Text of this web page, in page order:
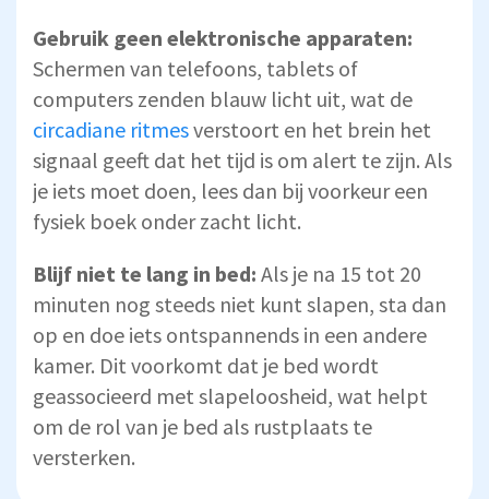
Gebruik geen elektronische apparaten:
Schermen van telefoons, tablets of
computers zenden blauw licht uit, wat de
circadiane ritmesverstoort en het brein het
signaal geeft dat het tijd is om alert te zijn. Als
je iets moet doen, lees dan bij voorkeur een
fysiek boek onder zacht licht.
Blijf niet te lang in bed: Als je na 15 tot 20
minuten nog steeds niet kunt slapen, sta dan
op en doe iets ontspannends in een andere
kamer. Dit voorkomt dat je bed wordt
geassocieerd met slapeloosheid, wat helpt
om de rol van je bed als rustplaats te
versterken.